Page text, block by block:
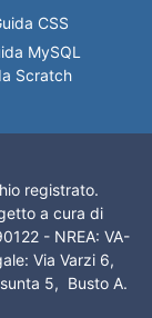
CSS
MySQL
Scratch
registrato.
a cura di
- NREA: VA-
Via Varzi 6,
5, Busto A.